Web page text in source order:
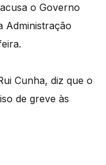
o Governo
Administração
Cunha, diz que o
de greve às